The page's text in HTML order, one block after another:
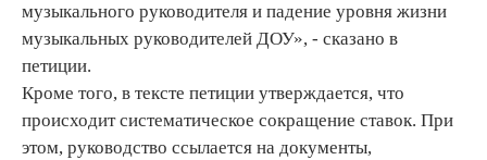
музыкального руководителя и падение уровня жизни
музыкальных руководителей ДОУ», - сказано в
петиции.
Кроме того, в тексте петиции утверждается, что
происходит систематическое сокращение ставок. При
этом, руководство ссылается на документы,